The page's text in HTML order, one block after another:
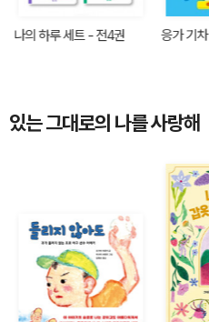
나의 하루 세트 - 전4권 응가 기차
있는 그대로의 나를 사랑해